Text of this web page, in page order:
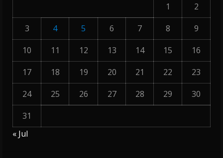
1
2
3
4 5 6 7 8
9
10
11 12 13 14 15
16
17
18 19 20 21 22
23
24
25 26 27 28 29
30
31
« Jul